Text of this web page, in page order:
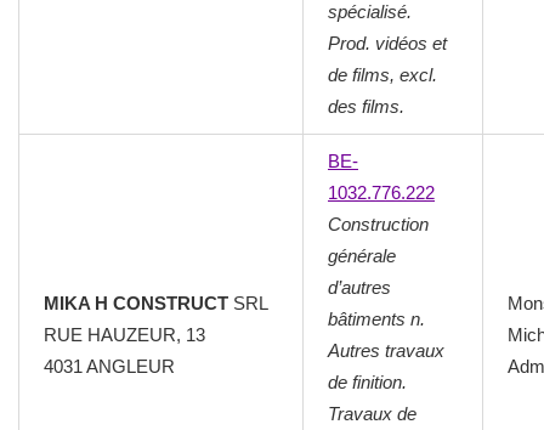
spécialisé.
Prod. vidéos et
de films, excl.
des films.
MIKA H CONSTRUCT SRL
RUE HAUZEUR, 13
4031 ANGLEUR
BE-
1032.776.222
Construction
générale
d’autres
bâtiments n.
Autres travaux
de finition.
Travaux de